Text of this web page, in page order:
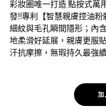
彩妝圈唯一打造 點按式萬
發!!專利【智慧親膚控油粉
細紋與毛孔瞬間隱形；內
地柔滑好延展，親膚更服
汗抗摩擦，無瑕持久最強
加